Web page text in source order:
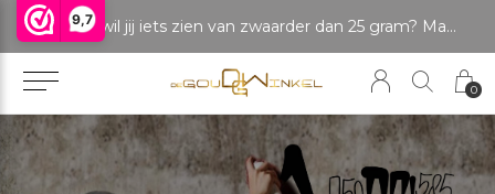
9,7
0
LET OP: wil jij iets zien van zwaarder dan 25 gram? Maak dan een afspraak om het product te bekijken. Producten boven de 25 gram NIET aanwezig in winkel.